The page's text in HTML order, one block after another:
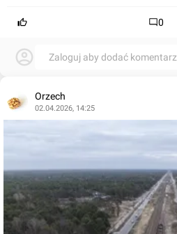
0
Zaloguj aby dodać komentarz
Orzech
02.04.2026, 14:25